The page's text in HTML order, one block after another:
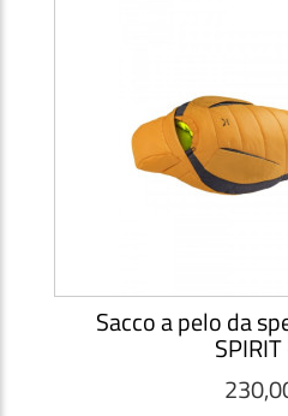
Sacco a pelo da